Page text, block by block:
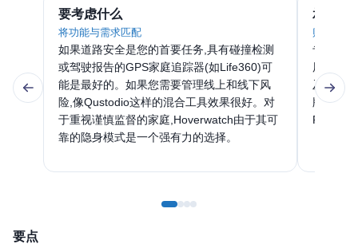
要考虑什么
将功能与需求匹配
如果道路安全是您的首要任务,具有碰撞检测
或驾驶报告的GPS家庭追踪器(如Life360)可
能是最好的。如果您需要管理线上和线下风
险,像Qustodio这样的混合工具效果很好。对
于重视谨慎监督的家庭,Hoverwatch由于其可
靠的隐身模式是一个强有力的选择。
承诺前
购买前的
专家建
用程序
及家庭
版本或
要点